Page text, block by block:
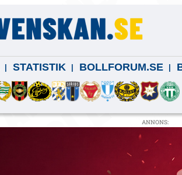
STATISTIK BOLLFORUM.SE
ANNONS: